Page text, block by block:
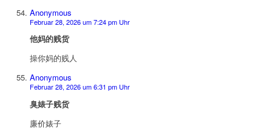
Anonymous
Februar 28, 2026 um 7:24 pm Uhr
他妈的贱货
操你妈的贱人
Anonymous
Februar 28, 2026 um 6:31 pm Uhr
臭婊子贱货
廉价婊子